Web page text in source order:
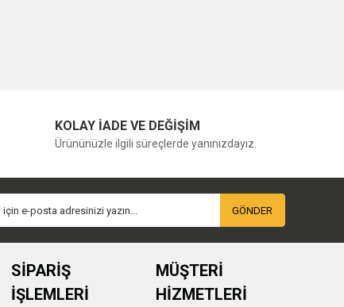
KOLAY İADE VE DEĞİŞİM
Ürününüzle ilgili süreçlerde yanınızdayız.
GÖNDER
SİPARİŞ
İŞLEMLERİ
MÜŞTERİ
HİZMETLERİ